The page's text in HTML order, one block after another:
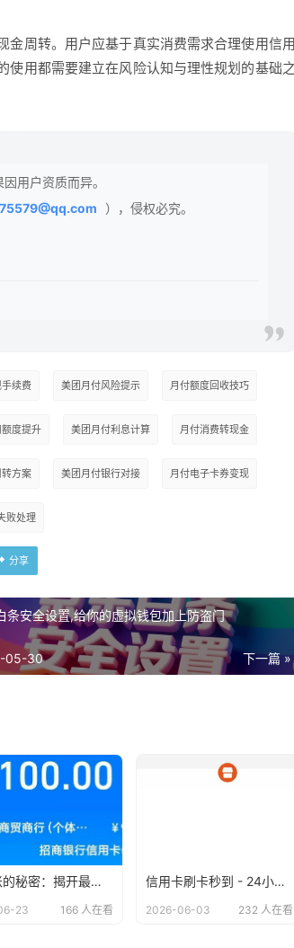
金周转。用户应基于真实消费需求合理使用信用
用都需要建立在风险认知与理性规划的基础之
用户资质而异。
），侵权必究。
续费 美团月付风险提示 月付额度回收技巧
度提升 美团月付利息计算 月付消费转现金
方案 美团月付银行对接 月付电子卡券变现
败处理
分享
条安全设置,给你的虚拟钱包加上防盗门
下一篇 »
05-30
秒到账的秘密：揭开最快到账信用卡商户的神秘面纱
23 166 人在看
信用卡刷卡秒到 - 24小时无忧服务，安全便捷的支付新体验
2026-06-03 232 人在看